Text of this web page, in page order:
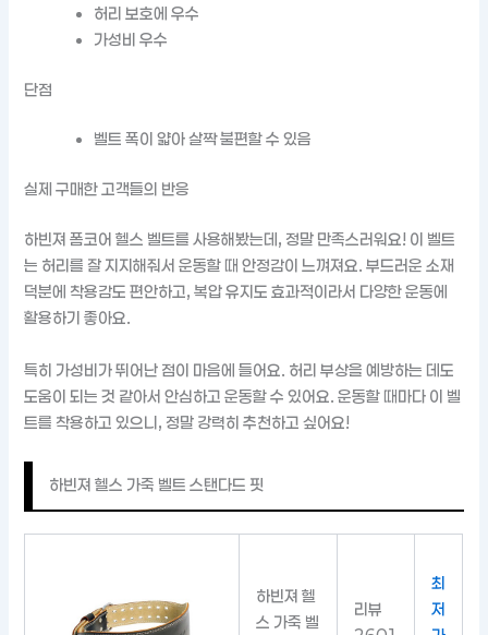
허리 보호에 우수
가성비 우수
단점
벨트 폭이 얇아 살짝 불편할 수 있음
실제 구매한 고객들의 반응
하빈져 폼코어 헬스 벨트를 사용해봤는데, 정말 만족스러워요! 이 벨트
는 허리를 잘 지지해줘서 운동할 때 안정감이 느껴져요. 부드러운 소재
덕분에 착용감도 편안하고, 복압 유지도 효과적이라서 다양한 운동에
활용하기 좋아요.
특히 가성비가 뛰어난 점이 마음에 들어요. 허리 부상을 예방하는 데도
도움이 되는 것 같아서 안심하고 운동할 수 있어요. 운동할 때마다 이 벨
트를 착용하고 있으니, 정말 강력히 추천하고 싶어요!
하빈져 헬스 가죽 벨트 스탠다드 핏
하빈져 헬
스 가죽 벨
리뷰
최
저